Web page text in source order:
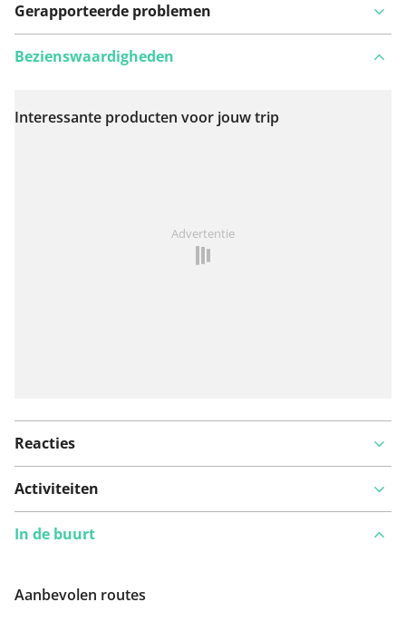
Gerapporteerde problemen
Bekijk op kaart
Bezienswaardigheden
Interessante producten voor jouw trip
Advertentie
Reacties
Activiteiten
In de buurt
Aanbevolen routes